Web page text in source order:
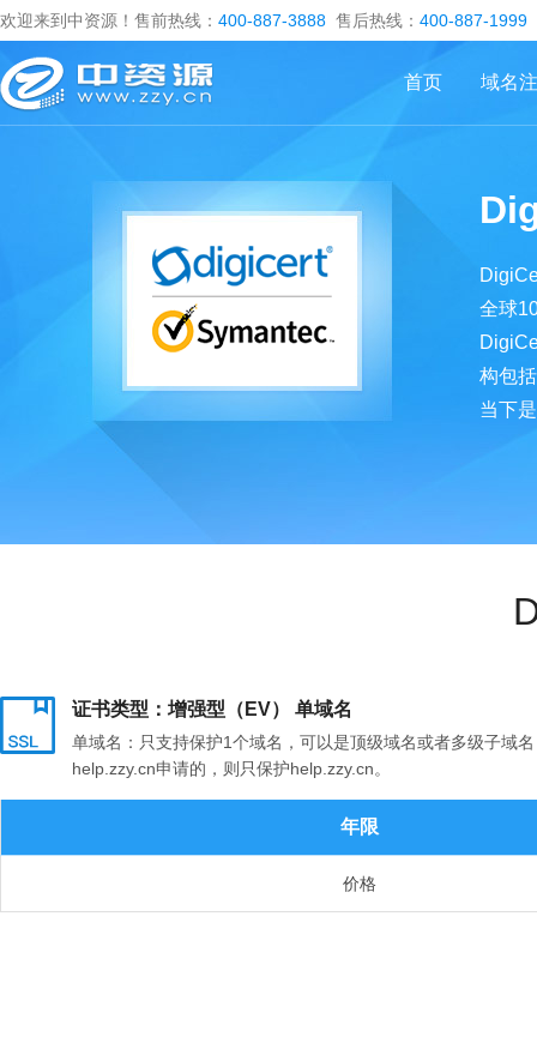
欢迎来到中资源！售前热线： 400-887-3888 售后热线： 400-887-1999
域名
首页
全球
构包
当下
证书类型：增强型（EV） 单域名
单域名：只支持保护1个域名，可以是顶级域名或者多级子域
help.zzy.cn申请的，则只保护help.zzy.cn。
年限
价格